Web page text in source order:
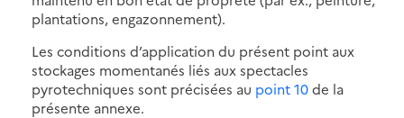
plantations, engazonnement).
Les conditions d’application du présent point aux
stockages momentanés liés aux spectacles
pyrotechniques sont précisées au point 10de la
présente annexe.